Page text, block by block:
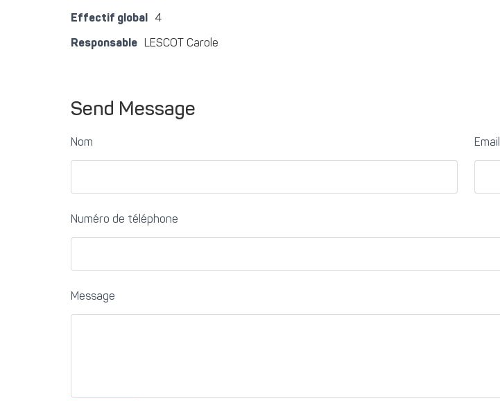
Effectif global 4
Responsable LESCOT Carole
Send Message
Nom Email
Numéro de téléphone
Message